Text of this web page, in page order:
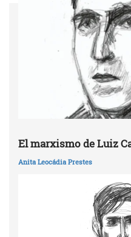
El marxismo de Luiz
Anita Leocádia Prestes